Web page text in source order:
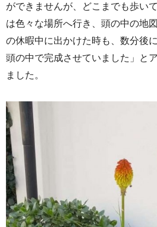
ができませんが、どこまでも歩い
は色々な場所へ行き、頭の中の地
の休暇中に出かけた時も、数分後
頭の中で完成させていました」と
ました。